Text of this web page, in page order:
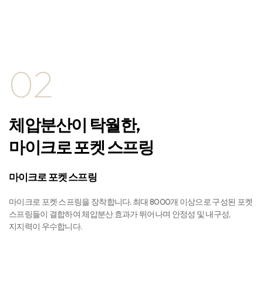
02
체압분산이 탁월한,
마이크로 포켓 스프링
마이크로 포켓 스프링
마이크로 포켓 스프링을 장착합니다. 최대 8000개 이상으로 구성된 포켓
스프링들이 결합하여 체압분산 효과가 뛰어나며 안정성 및 내구성,
지지력이 우수합니다.